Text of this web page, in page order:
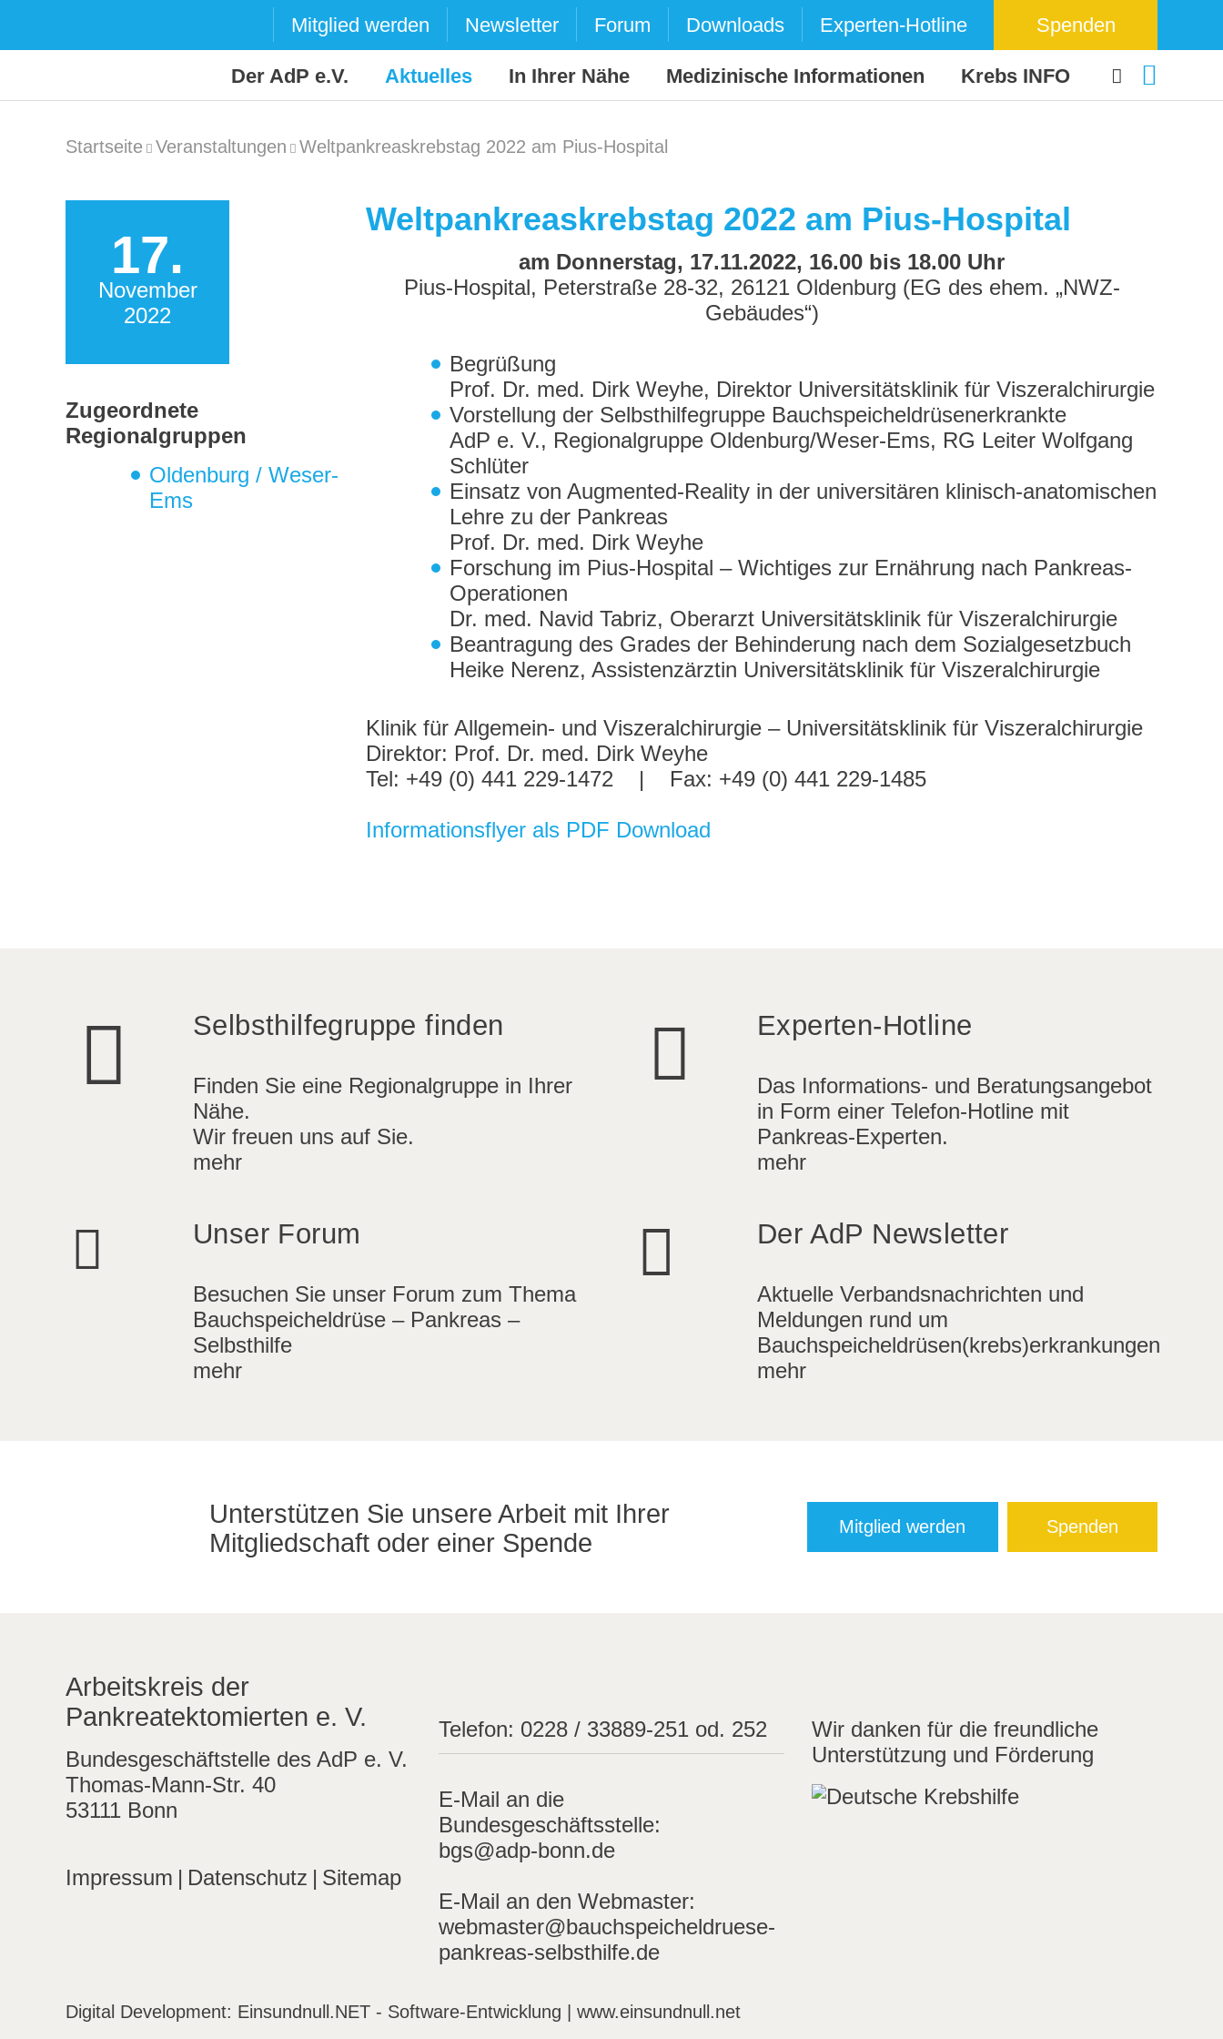
Mitglied werden Newsletter Forum Downloads Experten-Hotline Spenden
Der AdP e.V. Aktuelles In Ihrer Nähe Medizinische Informationen Krebs INFO
Startseite Veranstaltungen Weltpankreaskrebstag 2022 am Pius-Hospital
17.
November
2022
Zugeordnete
Regionalgruppen
Oldenburg / Weser-
Ems
Weltpankreaskrebstag 2022 am Pius-Hospital
am Donnerstag, 17.11.2022, 16.00 bis 18.00 Uhr
Pius-Hospital, Peterstraße 28-32, 26121 Oldenburg (EG des ehem. „NWZ-
Gebäudes“)
Begrüßung
Prof. Dr. med. Dirk Weyhe, Direktor Universitätsklinik für Viszeralchirurgie
Vorstellung der Selbsthilfegruppe Bauchspeicheldrüsenerkrankte
AdP e. V., Regionalgruppe Oldenburg/Weser-Ems, RG Leiter Wolfgang
Schlüter
Einsatz von Augmented-Reality in der universitären klinisch-anatomischen
Lehre zu der Pankreas
Prof. Dr. med. Dirk Weyhe
Forschung im Pius-Hospital – Wichtiges zur Ernährung nach Pankreas-
Operationen
Dr. med. Navid Tabriz, Oberarzt Universitätsklinik für Viszeralchirurgie
Beantragung des Grades der Behinderung nach dem Sozialgesetzbuch
Heike Nerenz, Assistenzärztin Universitätsklinik für Viszeralchirurgie
Klinik für Allgemein- und Viszeralchirurgie – Universitätsklinik für Viszeralchirurgie
Direktor: Prof. Dr. med. Dirk Weyhe
Tel: +49 (0) 441 229-1472 | Fax: +49 (0) 441 229-1485
Informationsflyer als PDF Download
Selbsthilfegruppe finden
Finden Sie eine Regionalgruppe in Ihrer
Nähe.
Wir freuen uns auf Sie.
mehr
Experten-Hotline
Das Informations- und Beratungsangebot
in Form einer Telefon-Hotline mit
Pankreas-Experten.
mehr
Unser Forum
Besuchen Sie unser Forum zum Thema
Bauchspeicheldrüse – Pankreas –
Selbsthilfe
mehr
Der AdP Newsletter
Aktuelle Verbandsnachrichten und
Meldungen rund um
Bauchspeicheldrüsen(krebs)erkrankungen
mehr
Unterstützen Sie unsere Arbeit mit Ihrer
Mitgliedschaft oder einer Spende
Mitglied werden Spenden
Arbeitskreis der
Pankreatektomierten e. V.
Bundesgeschäftstelle des AdP e. V.
Thomas-Mann-Str. 40
53111 Bonn
Impressum | Datenschutz | Sitemap
Telefon: 0228 / 33889-251 od. 252
E-Mail an die
Bundesgeschäftsstelle:
bgs@adp-bonn.de
E-Mail an den Webmaster:
webmaster@bauchspeicheldruese-
pankreas-selbsthilfe.de
Wir danken für die freundliche
Unterstützung und Förderung
Digital Development: Einsundnull.NET - Software-Entwicklung | www.einsundnull.net